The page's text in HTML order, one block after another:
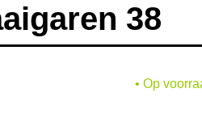
38
• Op